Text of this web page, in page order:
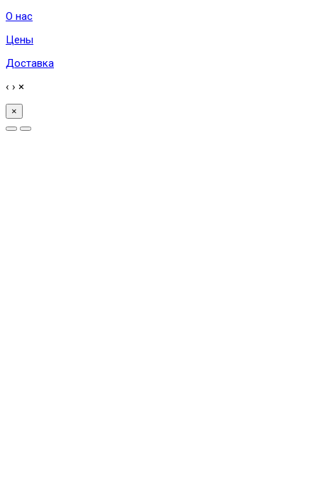
О нас
Цены
Доставка
‹ › ×
×